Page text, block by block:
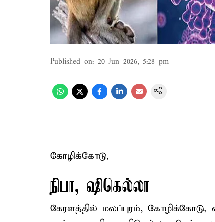
Published on: 20 Jun 2026, 5:28 pm
கோழிக்கோடு,
நிபா, ஷிகெல்லா
கேரளத்தில் மலப்புரம்,